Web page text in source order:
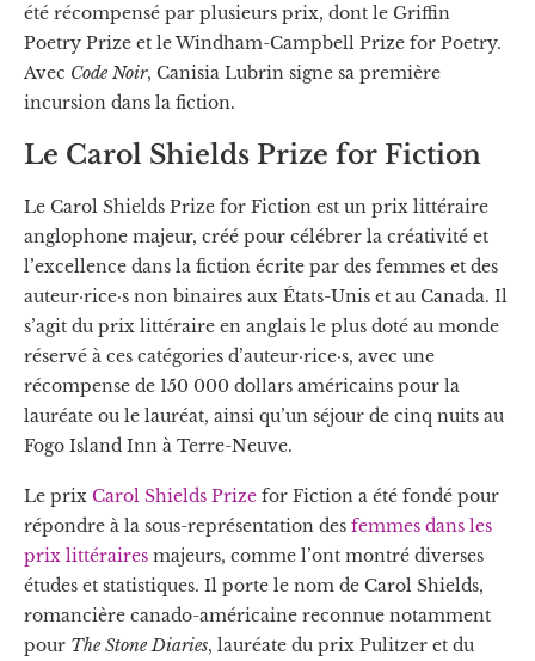
été récompensé par plusieurs prix, dont le Griffin
Poetry Prize et le Windham-Campbell Prize for Poetry.
Avec Code Noir, Canisia Lubrin signe sa première
incursion dans la fiction.
Le Carol Shields Prize for Fiction
Le Carol Shields Prize for Fiction est un prix littéraire
anglophone majeur, créé pour célébrer la créativité et
l’excellence dans la fiction écrite par des femmes et des
auteur·rice·s non binaires aux États-Unis et au Canada. Il
s’agit du prix littéraire en anglais le plus doté au monde
réservé à ces catégories d’auteur·rice·s, avec une
récompense de 150 000 dollars américains pour la
lauréate ou le lauréat, ainsi qu’un séjour de cinq nuits au
Fogo Island Inn à Terre-Neuve.
Le prix Carol Shields Prize for Fiction a été fondé pour
répondre à la sous-représentation des femmes dans les
prix littéraires majeurs, comme l’ont montré diverses
études et statistiques. Il porte le nom de Carol Shields,
romancière canado-américaine reconnue notamment
pour The Stone Diaries, lauréate du prix Pulitzer et du